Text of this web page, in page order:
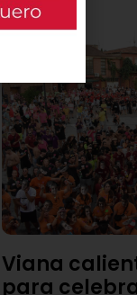
Viana
para